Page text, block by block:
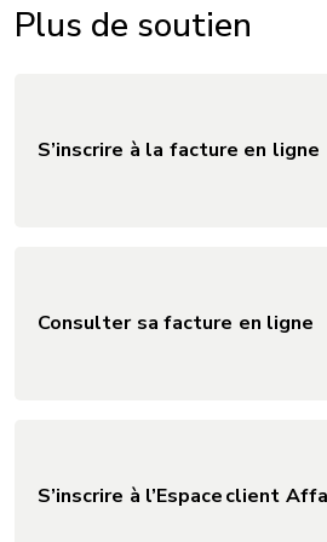
Plus de soutien
S’inscrire à la facture en ligne
Consulter sa facture en ligne
S’inscrire à l’Espace client